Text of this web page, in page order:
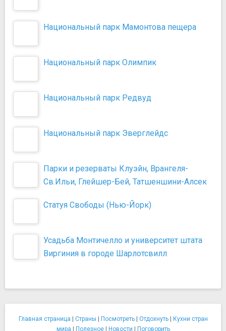
Национальный парк Мамонтова пещера
Национальный парк Олимпик
Национальный парк Редвуд
Национальный парк Эверглейдс
Парки и резерваты Клуэйн, Врангеля-
Св.Ильи, Глейшер-Бей, Татшеншини-Алсек
Статуя Свободы (Нью-Йорк)
Усадьба Монтичелло и университет штата
Виргиния в городе Шарлотсвилл
Главная страница Страны Посмотреть| Отдохнуть|
Кухни стран
мира
Полезное| Новости Поговорить